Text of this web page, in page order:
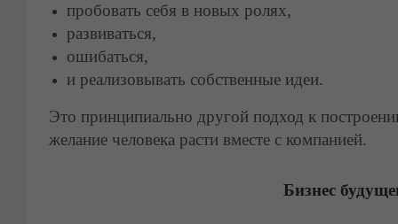
пробовать себя в новых ролях,
развиваться,
ошибаться,
и реализовывать собственные идеи.
Это принципиально другой подход к
желание человека расти вместе с компанией.
Бизнес